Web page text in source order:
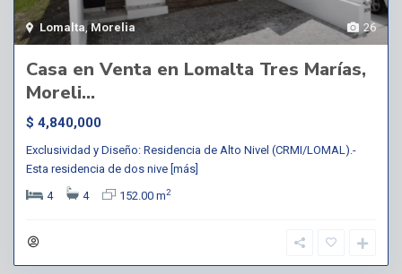
26
Lomalta ,Morelia
Casa en Venta en Lomalta Tres Marías,
Moreli...
$ 4,840,000
Exclusividad y Diseño: Residencia de Alto Nivel (CRMI/LOMAL).-
Esta residencia de dos nive [más]
4
4 152.00 m2